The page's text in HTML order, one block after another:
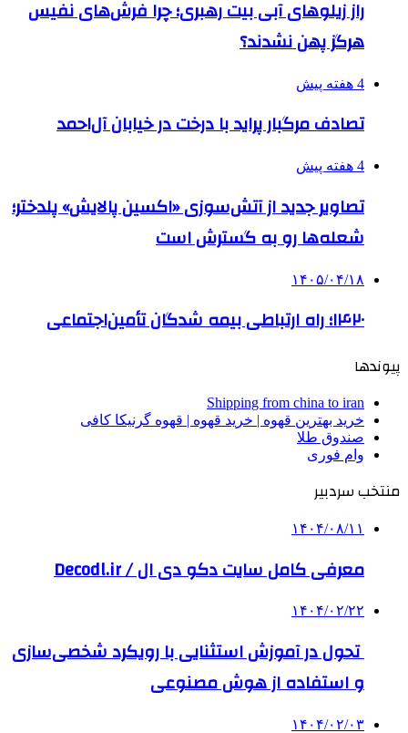
راز زیلوهای آبی بیت رهبری؛ چرا فرش‌های نفیس
هرگز پهن نشدند؟
4 هفته پیش
تصادف مرگبار پراید با درخت در خیابان آل‌احمد
4 هفته پیش
تصاویر جدید از آتش‌سوزی «اکسین پالایش» پلدختر؛
شعله‌ها رو به گسترش است
۱۴۰۵/۰۴/۱۸
۱۴۲۰؛ راه ارتباطی بیمه شدگان تأمین‌اجتماعی
پیوندها
Shipping from china to iran
خرید بهترین قهوه | خرید قهوه | قهوه گرنیکا کافی
صندوق طلا
وام فوری
منتخب سردبیر
۱۴۰۴/۰۸/۱۱
معرفی کامل سایت دکو دی ال / Decodl.ir
۱۴۰۴/۰۲/۲۲
تحول در آموزش استثنایی با رویکرد شخصی‌سازی
و استفاده از هوش مصنوعی
۱۴۰۴/۰۲/۰۳